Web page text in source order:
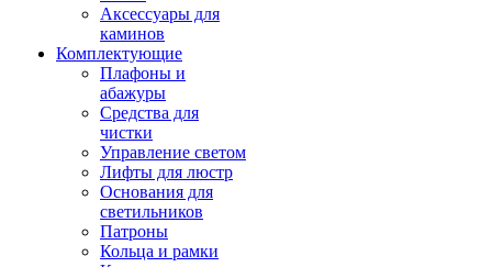
Аксессуары для
каминов
Комплектующие
Плафоны и
абажуры
Средства для
чистки
Управление светом
Лифты для люстр
Основания для
светильников
Патроны
Кольца и рамки